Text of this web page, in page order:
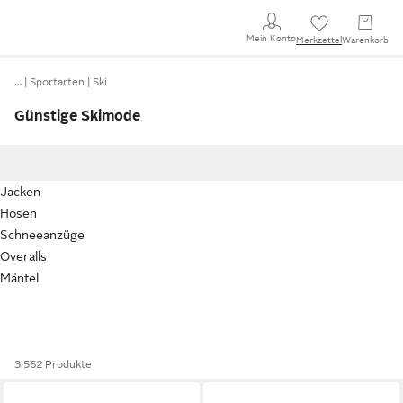
Mein KontoMerkzettel Warenkorb
… Sportarten Ski
Günstige Skimode
Jacken
Hosen
Schneeanzüge
Overalls
Mäntel
3.562 Produkte